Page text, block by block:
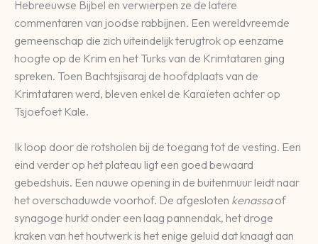
Hebreeuwse Bijbel en verwierpen ze de latere
commentaren van joodse rabbijnen. Een wereldvreemde
gemeenschap die zich uiteindelijk terugtrok op eenzame
hoogte op de Krim en het Turks van de Krimtataren ging
spreken. Toen Bachtsjisaraj de hoofdplaats van de
Krimtataren werd, bleven enkel de Karaïeten achter op
Tsjoefoet Kale.
Ik loop door de rotsholen bij de toegang tot de vesting. Een
eind verder op het plateau ligt een goed bewaard
gebedshuis. Een nauwe opening in de buitenmuur leidt naar
het overschaduwde voorhof. De afgesloten kenassaof
synagoge hurkt onder een laag pannendak, het droge
kraken van het houtwerk is het enige geluid dat knaagt aan